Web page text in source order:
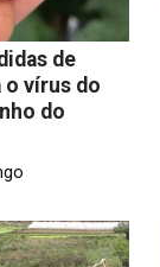
de
vírus do
do